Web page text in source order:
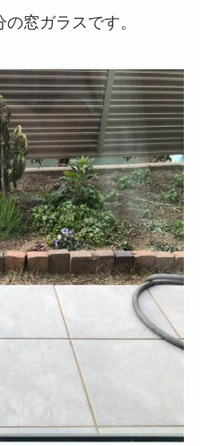
窓ガラスです。